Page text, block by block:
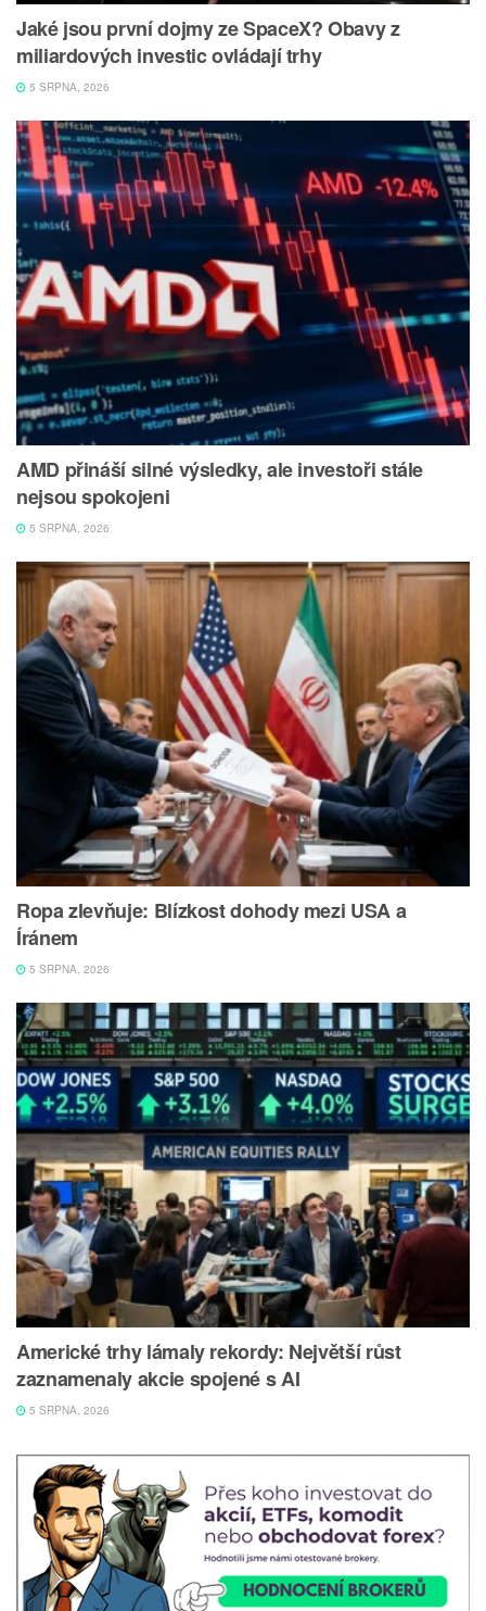
Jaké jsou první dojmy ze SpaceX? Obavy z
miliardových investic ovládají trhy
5 SRPNA, 2026
AMD přináší silné výsledky, ale investoři stále
nejsou spokojeni
5 SRPNA, 2026
Ropa zlevňuje: Blízkost dohody mezi USA a
Íránem
5 SRPNA, 2026
Americké trhy lámaly rekordy: Největší růst
zaznamenaly akcie spojené s AI
5 SRPNA, 2026